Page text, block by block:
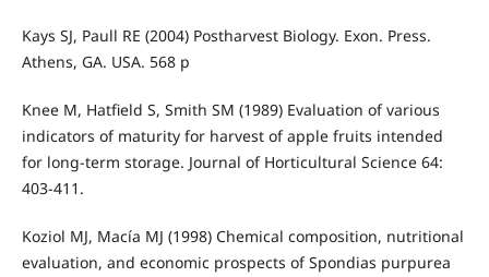
Kays SJ, Paull RE (2004) Postharvest Biology. Exon. Press.
Athens, GA. USA. 568 p
Knee M, Hatfield S, Smith SM (1989) Evaluation of various
indicators of maturity for harvest of apple fruits intended
for long-term storage. Journal of Horticultural Science 64:
403-411.
Koziol MJ, Macía MJ (1998) Chemical composition, nutritional
evaluation, and economic prospects of Spondias purpurea